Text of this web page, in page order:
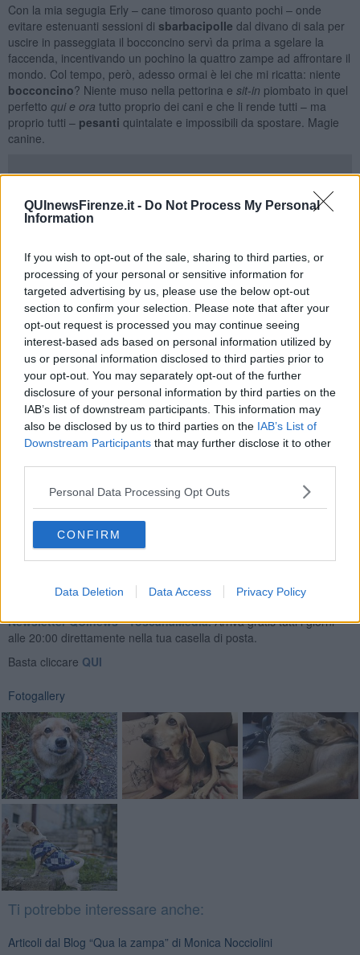
QUInewsFirenze.it - Do Not Process My Personal
Information
If you wish to opt-out of the sale, sharing to third parties, or
processing of your personal or sensitive information for
targeted advertising by us, please use the below opt-out
section to confirm your selection. Please note that after your
opt-out request is processed you may continue seeing
interest-based ads based on personal information utilized by
us or personal information disclosed to third parties prior to
your opt-out. You may separately opt-out of the further
disclosure of your personal information by third parties on the
IAB’s list of downstream participants. This information may
also be disclosed by us to third parties on the IAB’s List of
Downstream Participants that may further disclose it to other
Personal Data Processing Opt Outs
CONFIRM
Data Deletion Data Access Privacy Policy
Con la mia segugia Erly – cane timoroso quanto pochi – onde
evitare estenuanti sessioni di sbarbacipolle dal divano di sala per
uscire in passeggiata il bocconcino servì da prima a sgelare la
faccenda, incentivando un pochino la quattro zampe ad affrontare il
mondo. Col tempo, però, adesso ormai è lei che mi ricatta: niente
bocconcino? Niente muso nella pettorina e sit-in piombato in quel
perfetto qui e ora tutto proprio dei cani e che li rende tutti – ma
proprio tutti – pesanti quintalate e impossibili da spostare. Magie
canine.
Morale della favola, se l’umano eccede indolcetto il cane poi ripaga
scherzetto.
L’etologo
Roberto Marchesini
, fondatore della Scuola Interazione
uomo-animale (Siua), in un recentissimo post sul suo profilo
Facebook scrive: «Gratificare non significa accontentare e
nemmeno pagare o sorprendere, tanto meno vuol dire creare una
dipendenza. Non mi piacciono i cani che guardano il loro partner
umano con timore ma nemmeno quelli che lo fissano con
insistenza nell’attesa di un bocconcino. Ognigratificazioneè
l’esito di un atto, un risultato, una conseguenza piacevole che si
rende disponibile alla fruizione ma che è sempre correlata in modo
specifico alle caratteristiche dell’azione svolta. Questo significa che
non sia possibile o, meglio, corretto utilizzare la stessa gratifica per
azioni differenti. Anche in questo sta la capacità del coinvolgimento
nella didattica: saper utilizzare la gratificazione giusta a seconda
Monica Nocciolini
Newsletter QUInews - ToscanaMedia.Arriva gratis tutti i giorni
alle 20:00 direttamente nella tua casella di posta.
Basta cliccare QUI
Fotogallery
Ti potrebbe interessare anche:
Articoli dal Blog “Qua la zampa” di Monica Nocciolini